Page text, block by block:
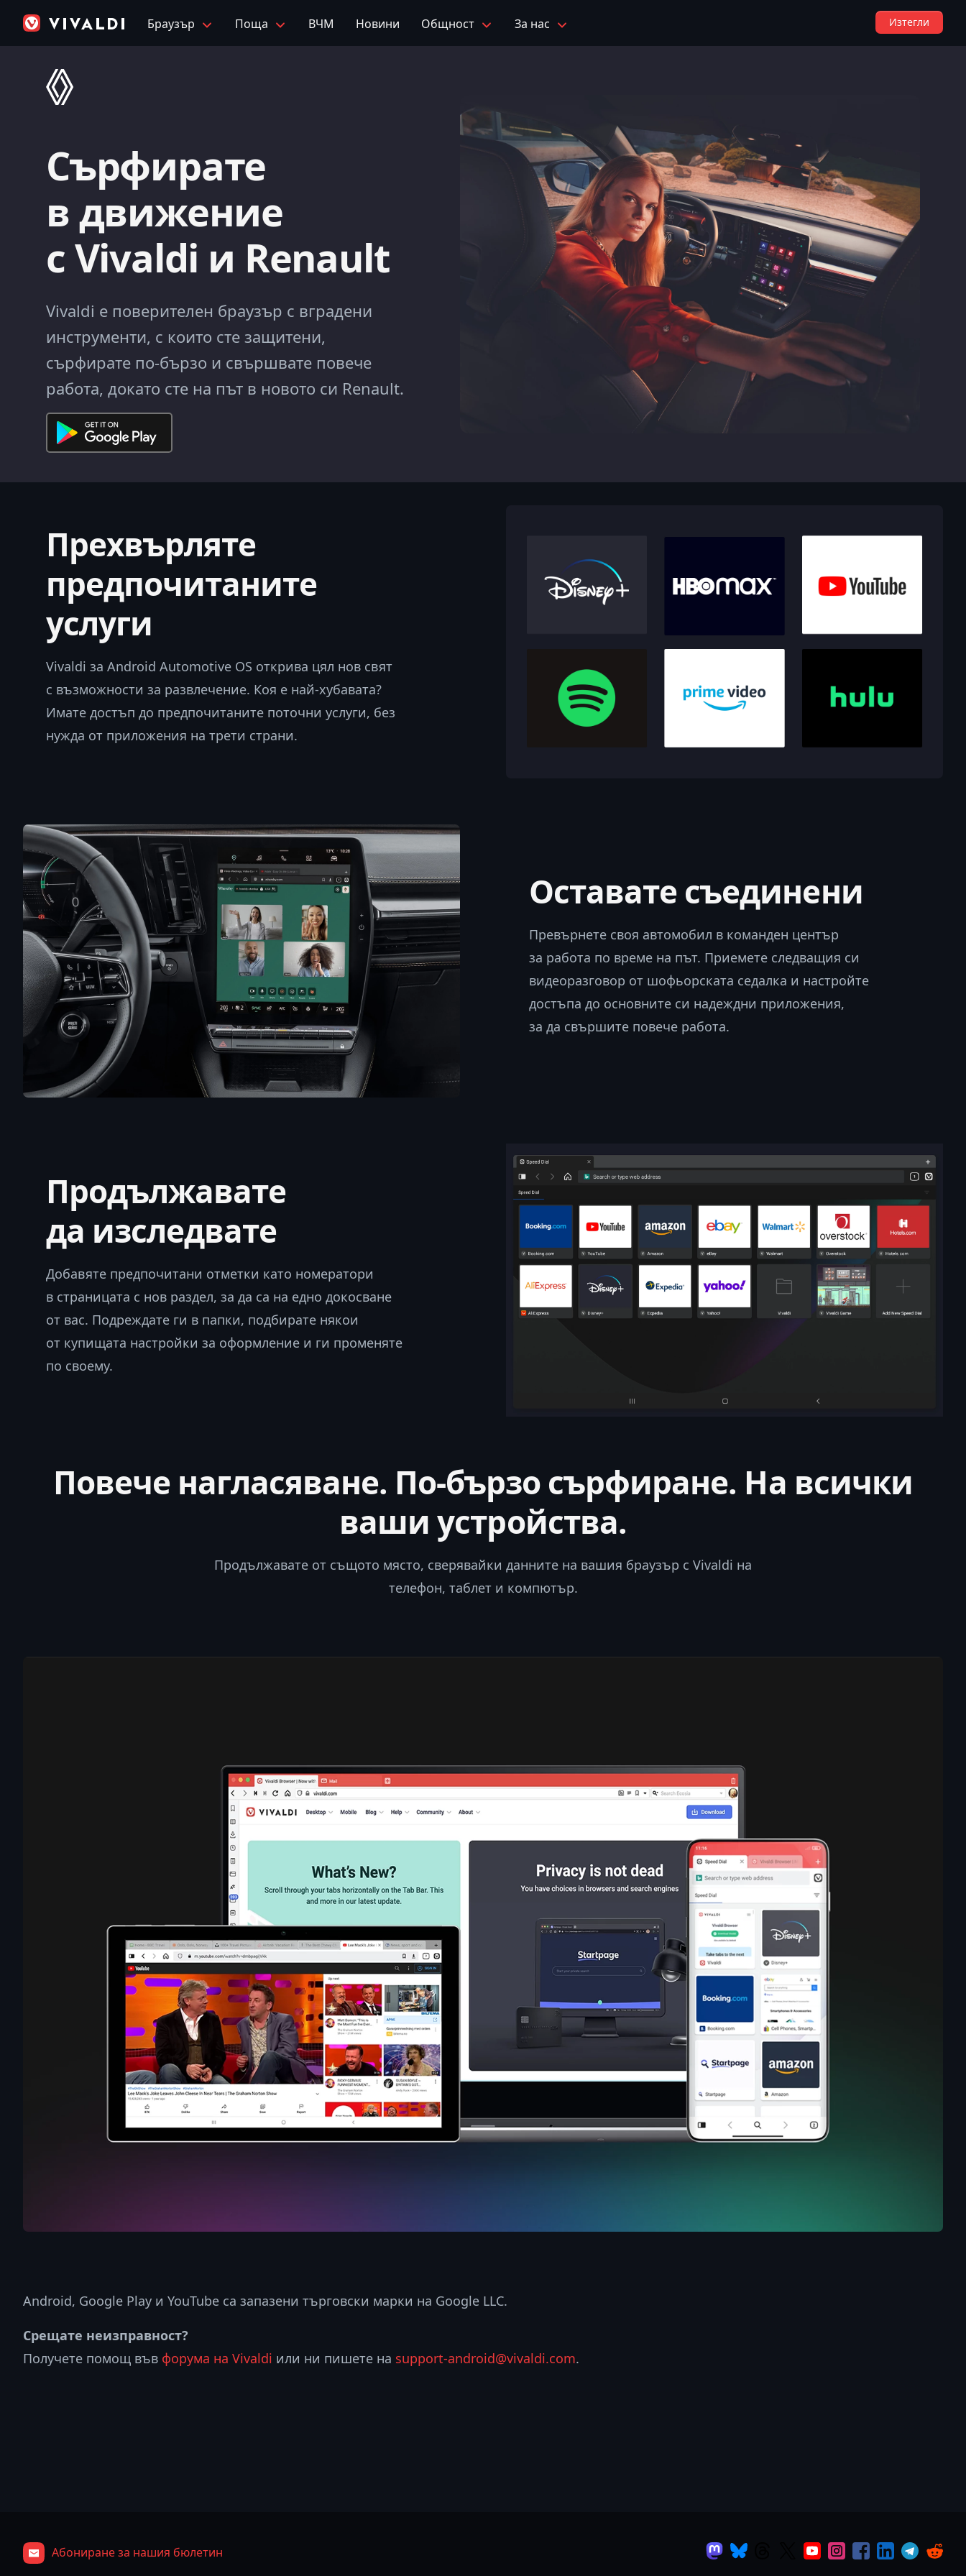
Браузър Поща ВЧМ Новини Общност За нас Изтегли
Сърфирате
в движение
с Vivaldi и Renault
Vivaldi е поверителен браузър с вградени
инструменти, с които сте защитени,
сърфирате по‑бързо и свършвате повече
работа, докато сте на път в новото си Renault.
Прехвърляте
предпочитаните
услуги
Vivaldi за Android Automotive OS открива цял нов свят
с възможности за развлечение. Коя е най‑хубавата?
Имате достъп до предпочитаните поточни услуги, без
нужда от приложения на трети страни.
Оставате съединени
Превърнете своя автомобил в команден център
за работа по време на път. Приемете следващия си
видеоразговор от шофьорската седалка и настройте
достъпа до основните си надеждни приложения,
за да свършите повече работа.
Продължавате
да изследвате
Добавяте предпочитани отметки като номератори
в страницата с нов раздел, за да са на едно докосване
от вас. Подреждате ги в папки, подбирате някои
от купищата настройки за оформление и ги променяте
по своему.
Повече нагласяване. По‑бързо сърфиране. На всички
ваши устройства.
Продължавате от същото място, сверявайки данните на вашия браузър с Vivaldi на
телефон, таблет и компютър.
Android, Google Play и YouTube са запазени търговски марки на Google LLC.
Срещате неизправност?
Получете помощ във форума на Vivaldi или ни пишете на support-android@vivaldi.com.
Абониране за нашия бюлетин